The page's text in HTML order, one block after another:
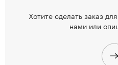
Хотите сделать заказ
нами или